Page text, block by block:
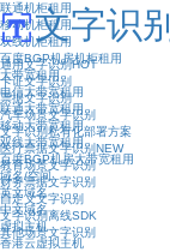
文字识别
通用文字识别HOT
卡证文字识别
票据文字识别
汽车场景文字识别
文字识别私有化部署方案
医疗票据文字识别NEW
教育场景文字识别
财务票据文字识别
自定义文字识别
文字识别离线SDK
其他场景文字识别
联通机柜租用
移动机柜租用
双线机柜租用
百度BGP机房机柜租用
大带宽租用
电信大带宽租用
联通大带宽租用
移动大带宽租用
双线大带宽租用
百度BGP机房大带宽租用
域名/空间
英文域名
中文域名
虚拟主机
香港云虚拟主机